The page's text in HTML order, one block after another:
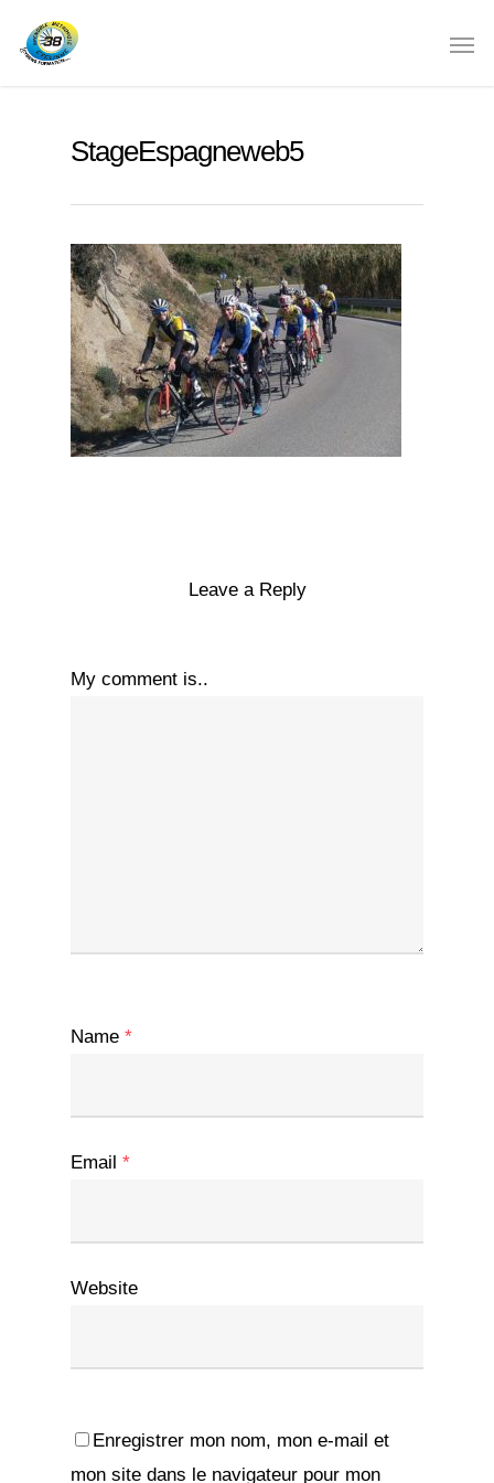
StageEspagneweb5
Leave a Reply
My comment is..
Name *
Email *
Website
Enregistrer mon nom, mon e-mail et
mon site dans le navigateur pour mon